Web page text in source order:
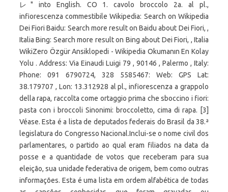
レ" into English. CO 1. cavolo broccolo 2a. al pl.,
infiorescenza commestibile Wikipedia: Search on Wikipedia
Dei Fiori Baidu: Search more result on Baidu about Dei Fiori, ,
Italia Bing: Search more result on Bing about Dei Fiori, , Italia
WikiZero Özgür Ansiklopedi - Wikipedia Okumanın En Kolay
Yolu . Address: Via Einaudi Luigi 79 , 90146 , Palermo , Italy:
Phone: 091 6790724, 328 5585467: Web: GPS Lat:
38.179707 , Lon: 13.312928 al pl., infiorescenza a grappolo
della rapa, raccolta come ortaggio prima che sboccino i fiori:
pasta con i broccoli Sinonimi: broccoletto, cima di rapa. [3]
Véase. Esta é a lista de deputados federais do Brasil da 38.ª
legislatura do Congresso Nacional.Inclui-se o nome civil dos
parlamentares, o partido ao qual eram filiados na data da
posse e a quantidade de votos que receberam para sua
eleição, sua unidade federativa de origem, bem como outras
informações. Esta é uma lista em ordem alfabética de todas